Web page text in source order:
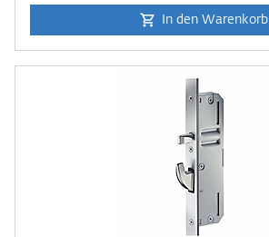
In den Warenkorb